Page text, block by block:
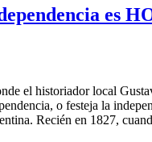
es
el historiador local
o festeja la
Recién en 1827,